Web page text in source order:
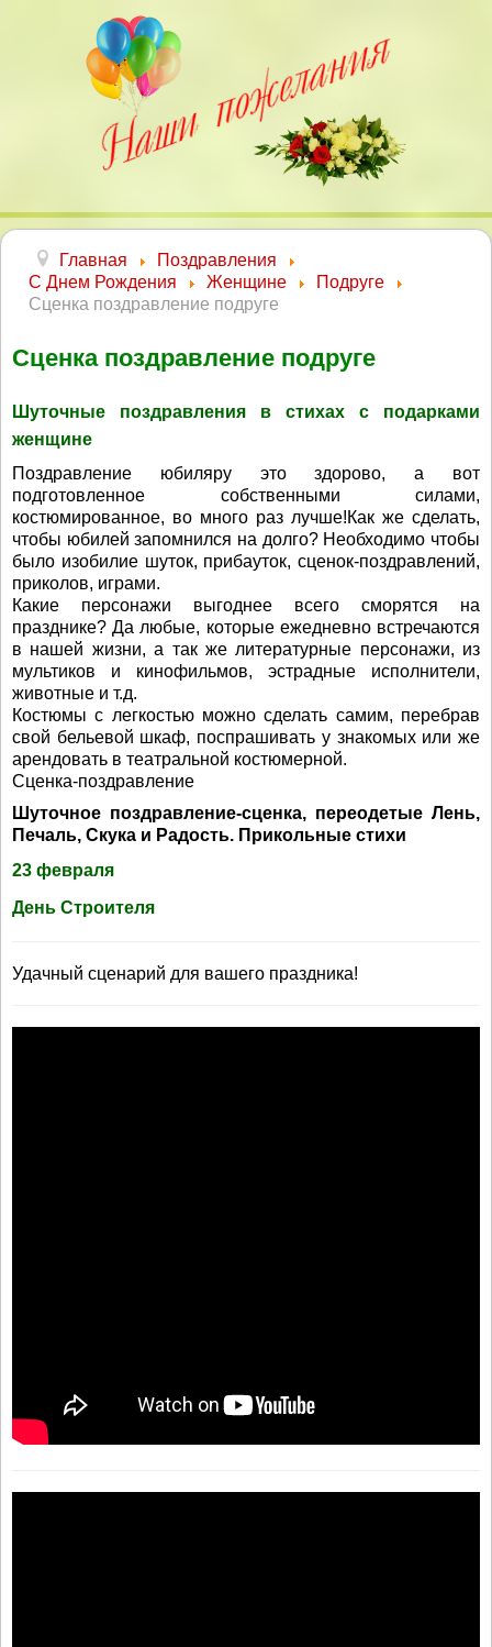
Главная
Поздравления
С Днем Рождения
Женщине
Подруге
Сценка поздравление подруге
Сценка поздравление подруге
Шуточные поздравления в стихах с подарками
женщине
Поздравление юбиляру это здорово, а вот
подготовленное собственными силами,
костюмированное, во много раз лучше!Как же сделать,
чтобы юбилей запомнился на долго? Необходимо чтобы
было изобилие шуток, прибауток, сценок-поздравлений,
приколов, играми.
Какие персонажи выгоднее всего сморятся на
празднике? Да любые, которые ежедневно встречаются
в нашей жизни, а так же литературные персонажи, из
мультиков и кинофильмов, эстрадные исполнители,
животные и т.д.
Костюмы с легкостью можно сделать самим, перебрав
свой бельевой шкаф, поспрашивать у знакомых или же
арендовать в театральной костюмерной.
Сценка-поздравление
Шуточное поздравление-сценка, переодетые Лень,
Печаль, Скука и Радость. Прикольные стихи
23 февраля
День Строителя
Удачный сценарий для вашего праздника!